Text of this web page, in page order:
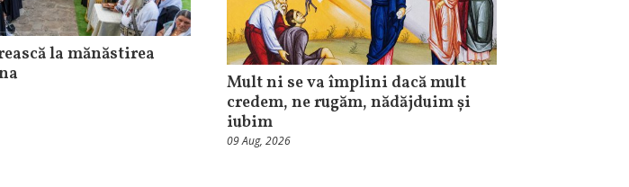
la mănăstirea
Mult ni se va împlini dacă mult
credem, ne rugăm, nădăjduim și
iubim
09 Aug, 2026